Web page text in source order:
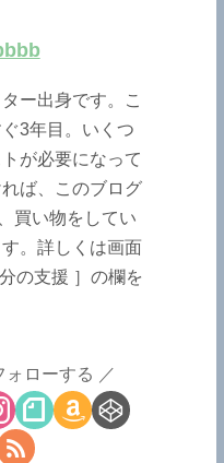
ー出身です。こ
3年目。いくつ
が必要になって
ば、このブログ
買い物をしてい
。詳しくは画面
の支援 ］の欄を
ォローする